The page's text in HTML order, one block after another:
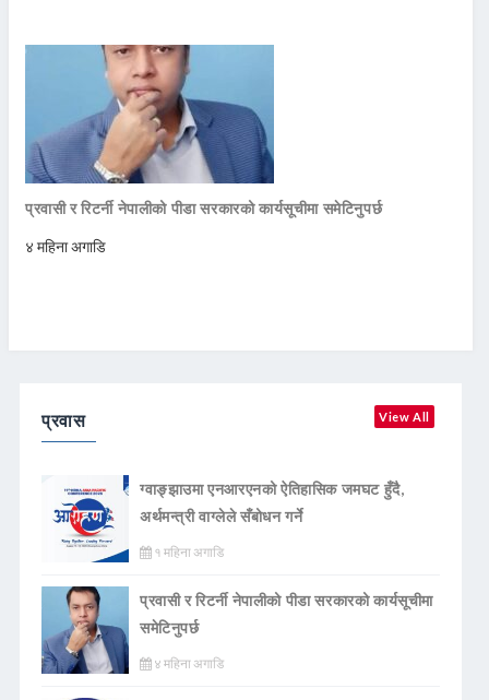
प्रवासी र रिटर्नी नेपालीको पीडा सरकारको कार्यसूचीमा समेटिनुपर्छ
४ महिना अगाडि
प्रवास View All
ग्वाङ्झाउमा एनआरएनको ऐतिहासिक जमघट हुँदै,
अर्थमन्त्री वाग्लेले सँबोधन गर्ने
१ महिना अगाडि
प्रवासी र रिटर्नी नेपालीको पीडा सरकारको कार्यसूचीमा
समेटिनुपर्छ
४ महिना अगाडि